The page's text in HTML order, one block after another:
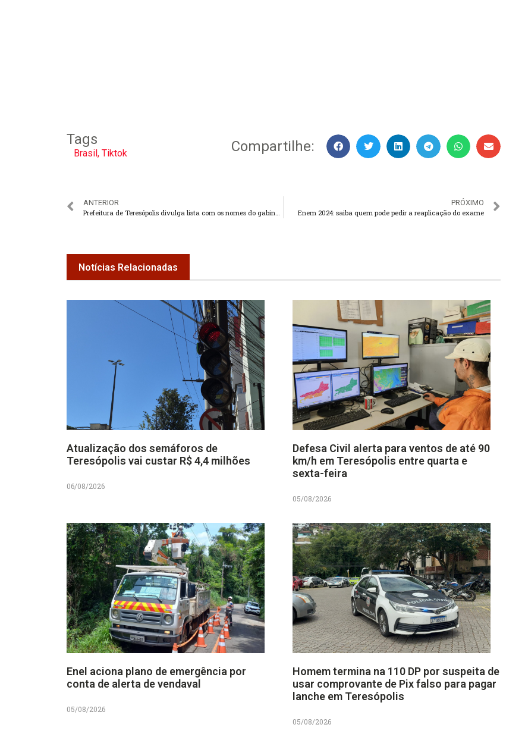
Tags
Brasil, Tiktok Compartilhe:
ANTERIOR
Prefeitura de Teresópolis divulga lista com os nomes do gabinete de transição
PRÓXIMO
Enem 2024: saiba quem pode pedir a reaplicação do exame
Notícias Relacionadas
Atualização dos semáforos de
Teresópolis vai custar R$ 4,4 milhões
06/08/2026
Defesa Civil alerta para ventos de até 90
km/h em Teresópolis entre quarta e
sexta-feira
05/08/2026
Enel aciona plano de emergência por
conta de alerta de vendaval
05/08/2026
Homem termina na 110 DP por suspeita de
usar comprovante de Pix falso para pagar
lanche em Teresópolis
05/08/2026